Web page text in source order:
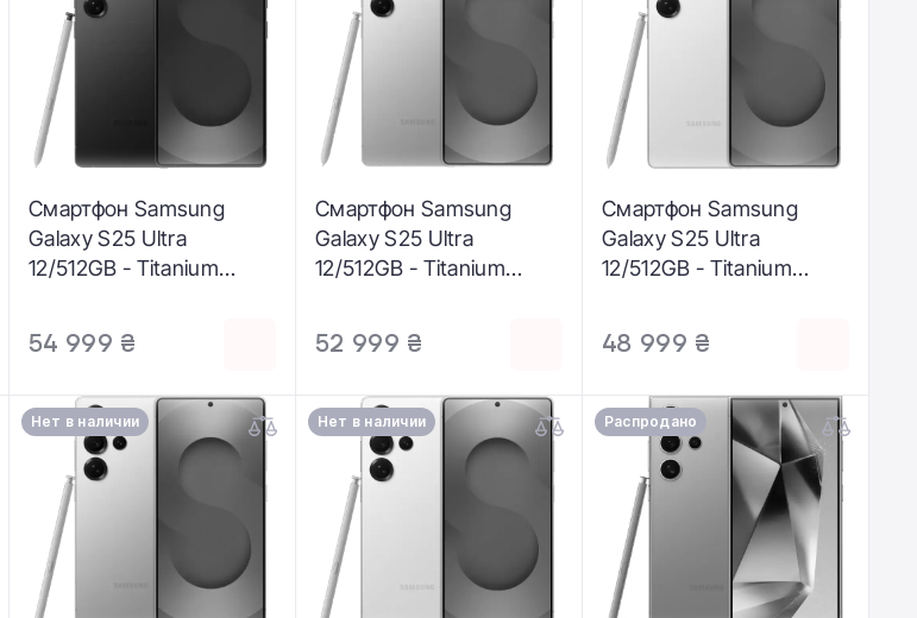
Смартфон Samsung
Galaxy S25 Ultra
12/512GB - Titanium
54 999 ₴
Смартфон Samsung
Galaxy S25 Ultra
12/512GB - Titanium
52 999 ₴
Смартфон Samsung
Galaxy S25 Ultra
12/512GB - Titanium
48 999 ₴
Нет в наличии Нет в наличии Распродано